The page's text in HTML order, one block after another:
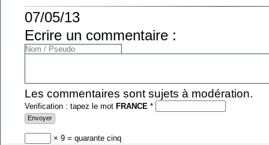
07/05/13
Ecrire un commentaire :
Les commentaires sont sujets à modération.
Verification : tapez le mot FRANCE *
× 9 = quarante cinq